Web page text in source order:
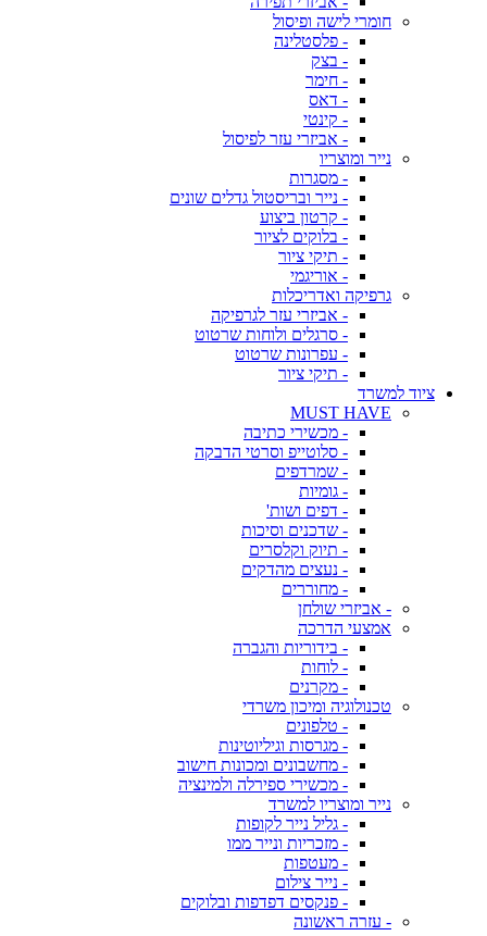
חומרי לישה ופיסול
- פלסטלינה
- בצק
- חימר
- דאס
- קינטי
- אביזרי עזר לפיסול
נייר ומוצריו
- מסגרות
- נייר ובריסטול גדלים שונים
- קרטון ביצוע
- בלוקים לציור
- תיקי ציור
- אוריגמי
גרפיקה ואדריכלות
- אביזרי עזר לגרפיקה
- סרגלים ולוחות שרטוט
- עפרונות שרטוט
- תיקי ציור
ציוד למשרד
MUST HAVE
- מכשירי כתיבה
- סלוטייפ וסרטי הדבקה
- שמרדפים
- גומיות
- דפים ושות'
- שדכנים וסיכות
- תיוק וקלסרים
- נעצים מהדקים
- מחוררים
- אביזרי שולחן
אמצעי הדרכה
- בידוריות והגברה
- לוחות
- מקרנים
טכנולוגיה ומיכון משרדי
- טלפונים
- מגרסות וגיליוטינות
- מחשבונים ומכונות חישוב
- מכשירי ספירלה ולמינציה
נייר ומוצריו למשרד
- גליל נייר לקופות
- מזכריות ונייר ממו
- מעטפות
- נייר צילום
- פנקסים דפדפות ובלוקים
- עזרה ראשונה